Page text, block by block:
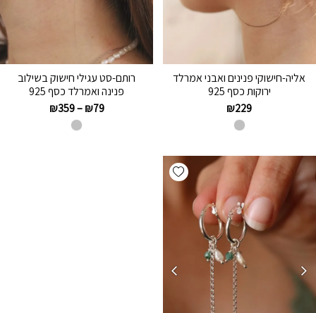
אליה-חישוקי פנינים ואבני אמרלד
ירוקות כסף 925
₪229
רותם-סט עגילי חישוק בשילוב
פנינה ואמרלד כסף 925
₪79
–
₪359
Add wishlist